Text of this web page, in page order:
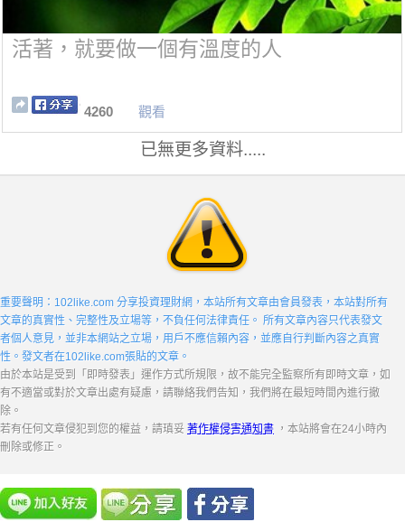
活著，就要做一個有溫度的人
4260 觀看
已無更多資料.....
重要聲明：102like.com 分享投資理財網，本站所有文章由會員發表，本站對所有
文章的真實性、完整性及立場等，不負任何法律責任。 所有文章內容只代表發文
者個人意見，並非本網站之立場，用戶不應信賴內容，並應自行判斷內容之真實
性。發文者在102like.com張貼的文章。
由於本站是受到「即時發表」運作方式所規限，故不能完全監察所有即時文章，如
有不適當或對於文章出處有疑慮，請聯絡我們告知，我們將在最短時間內進行撤
除。
若有任何文章侵犯到您的權益，請瑱妥 著作權侵害通知書 ，本站將會在24小時內
刪除或修正。
若文章或是內容有問題請 | 聯絡我們| ，我們將會第一時間優
先處理。